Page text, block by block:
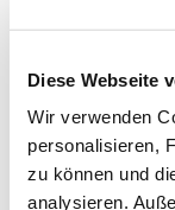
Diese Webseite
Wir verwenden
personalisieren,
zu können und
analysieren.